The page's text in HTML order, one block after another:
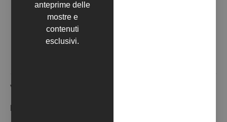
complessità dell’identità in un mondo in continua
trasformazione. Un viaggio tra dimensioni personali
e collettive, dove l’arte diventa un ponte tra il
presente e il futuro.
Via Caravaggio, 125 - 65125
anteprime delle
mostre e
contenuti
esclusivi.